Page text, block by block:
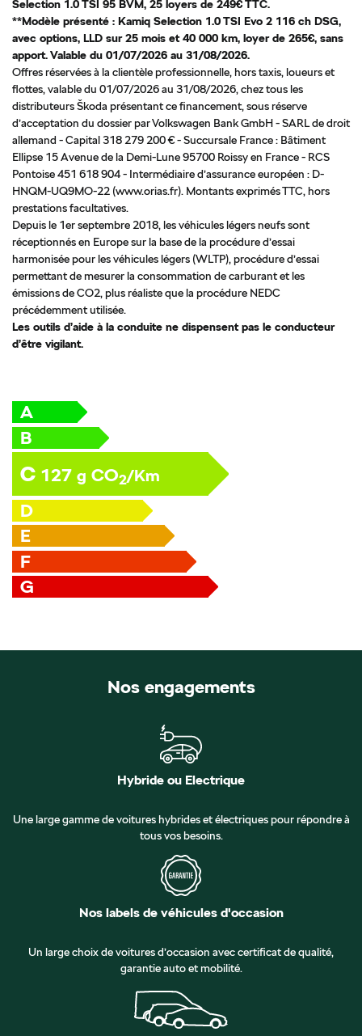
Selection 1.0 TSI 95 BVM, 25 loyers de 249€ TTC.
**Modèle présenté : Kamiq Selection 1.0 TSI Evo 2 116 ch DSG,
avec options, LLD sur 25 mois et 40 000 km, loyer de 265€, sans
apport. Valable du 01/07/2026 au 31/08/2026.
Offres réservées à la clientèle professionnelle, hors taxis, loueurs et
flottes, valable du 01/07/2026 au 31/08/2026, chez tous les
distributeurs Škoda présentant ce financement, sous réserve
d’acceptation du dossier par Volkswagen Bank GmbH - SARL de droit
allemand - Capital 318 279 200 € - Succursale France : Bâtiment
Ellipse 15 Avenue de la Demi-Lune 95700 Roissy en France - RCS
Pontoise 451 618 904 - Intermédiaire d’assurance européen : D-
HNQM-UQ9MO-22 (www.orias.fr). Montants exprimés TTC, hors
prestations facultatives.
Depuis le 1er septembre 2018, les véhicules légers neufs sont
réceptionnés en Europe sur la base de la procédure d’essai
harmonisée pour les véhicules légers (WLTP), procédure d’essai
permettant de mesurer la consommation de carburant et les
émissions de CO2, plus réaliste que la procédure NEDC
précédemment utilisée.
Les outils d’aide à la conduite ne dispensent pas le conducteur
d’être vigilant.
A
B
C 127 g CO2/Km
D
E
F
G
Nos engagements
Hybride ou Electrique
Une large gamme de voitures hybrides et électriques pour répondre à
tous vos besoins.
Nos labels de véhicules d'occasion
Un large choix de voitures d’occasion avec certificat de qualité,
garantie auto et mobilité.